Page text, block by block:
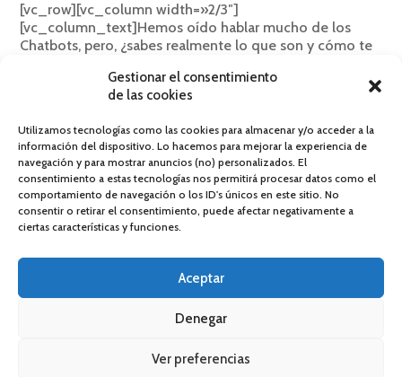
Gestionar el consentimiento
de las cookies
Utilizamos tecnologías como las cookies para almacenar y/o acceder a la
información del dispositivo. Lo hacemos para mejorar la experiencia de
navegación y para mostrar anuncios (no) personalizados. El
consentimiento a estas tecnologías nos permitirá procesar datos como el
comportamiento de navegación o los ID's únicos en este sitio. No
consentir o retirar el consentimiento, puede afectar negativamente a
ciertas características y funciones.
Aceptar
Denegar
Ver preferencias
[vc_row][vc_column width=»2/3″]
[vc_column_text]Hemos oído hablar mucho de los
Chatbots, pero, ¿sabes realmente lo que son y cómo te
desarrollamos Chatbots, sistemas desarrollados con
Inteligencia Artificial...
Powered byDOG Social Intelligence